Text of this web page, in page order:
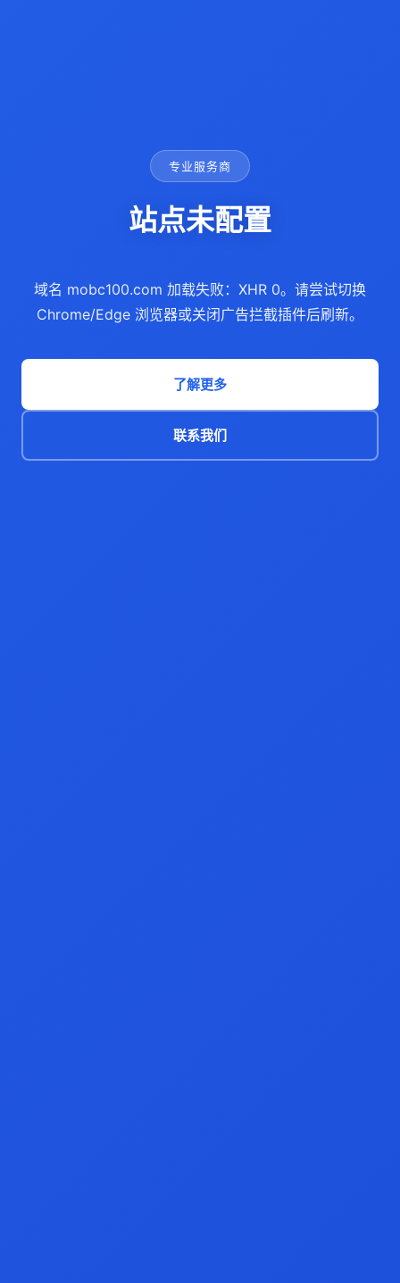
专业服务商
站点未配置
域名 mobc100.com 加载失败：XHR 0。请尝试切换
Chrome/Edge 浏览器或关闭广告拦截插件后刷新。
了解更多
联系我们